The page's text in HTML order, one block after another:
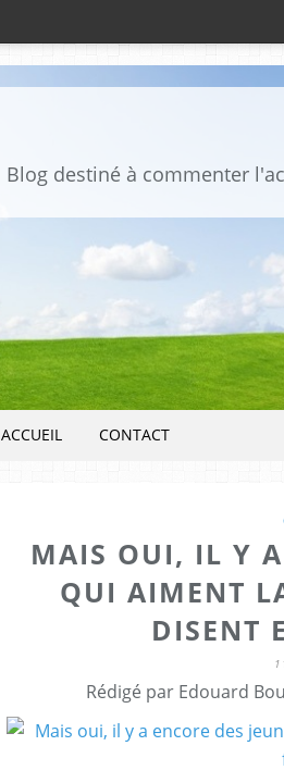
ACCUEIL CONTACT
MAIS OUI, IL Y A
QUI AIMENT
DISENT
Rédigé par Edouard